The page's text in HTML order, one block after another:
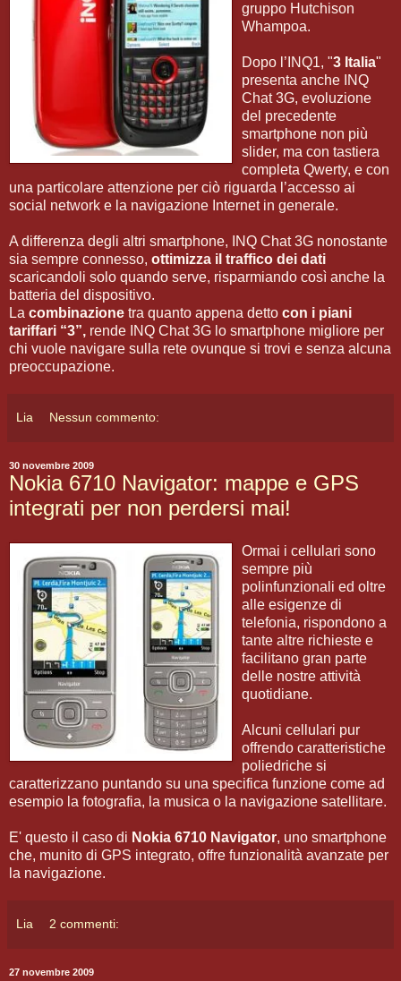
gruppo Hutchison
Whampoa.
Dopo l’INQ1, "3 Italia"
presenta anche INQ
Chat 3G, evoluzione
del precedente
smartphone non più
slider, ma con tastiera
completa Qwerty, e con
una particolare attenzione per ciò riguarda l’accesso ai
social network e la navigazione Internet in generale.
A differenza degli altri smartphone, INQ Chat 3G nonostante
sia sempre connesso, ottimizza il traffico dei dati
scaricandoli solo quando serve, risparmiando così anche la
batteria del dispositivo.
La combinazione tra quanto appena detto con i piani
tariffari “3”, rende INQ Chat 3G lo smartphone migliore per
chi vuole navigare sulla rete ovunque si trovi e senza alcuna
preoccupazione.
Lia Nessun commento:
30 novembre 2009
Nokia 6710 Navigator: mappe e GPS
integrati per non perdersi mai!
Ormai i cellulari sono
sempre più
polinfunzionali ed oltre
alle esigenze di
telefonia, rispondono a
tante altre richieste e
facilitano gran parte
delle nostre attività
quotidiane.
Alcuni cellulari pur
offrendo caratteristiche
poliedriche si
caratterizzano puntando su una specifica funzione come ad
esempio la fotografia, la musica o la navigazione satellitare.
E' questo il caso di Nokia 6710 Navigator, uno smartphone
che, munito di GPS integrato, offre funzionalità avanzate per
la navigazione.
Lia 2 commenti:
27 novembre 2009